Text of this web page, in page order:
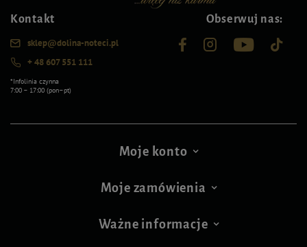
Kontakt
sklep@dolina-noteci.pl
+ 48 607 551 111
*Infolinia czynna
7:00 – 17:00 (pon–pt)
Obserwuj nas:
Moje konto
Moje zamówienia
Ważne informacje